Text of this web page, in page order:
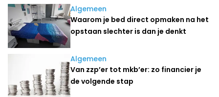
Algemeen
Waarom je bed direct opmaken na het
opstaan slechter is dan je denkt
Algemeen
Van zzp’er tot mkb’er: zo financier je
de volgende stap